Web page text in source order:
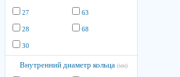
27
28
30
63
68
Внутренний диаметр кольца (мм)